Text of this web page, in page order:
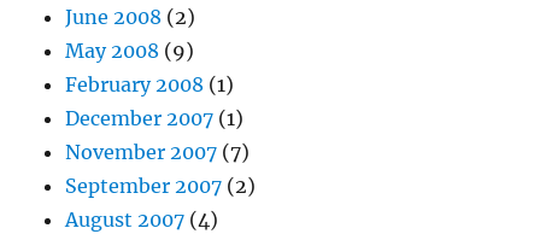
June 2008 (2)
May 2008 (9)
February 2008 (1)
December 2007 (1)
November 2007 (7)
September 2007 (2)
August 2007 (4)